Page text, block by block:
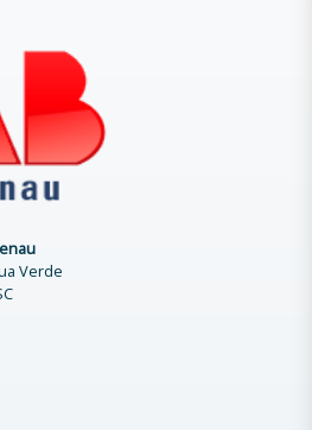
Verde